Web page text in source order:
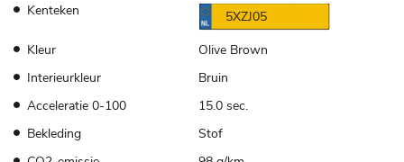
Kenteken
5XZJ05
Kleur
Olive Brown
Interieurkleur
Bruin
Acceleratie 0-100
15.0 sec.
Bekleding
Stof